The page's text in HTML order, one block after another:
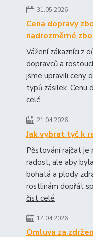
31.05.2026
Cena dopravy
nadrozměrné
Vážení zákazníci,z
dopravců a
jsme upravili ceny
typů zásilek. Cenu
celé
21.04.2026
Jak vybrat tyč k
Pěstování rajčat je
radost, ale aby
bohatá a plody
rostlinám dopřát
číst celé
14.04.2026
Omluva za